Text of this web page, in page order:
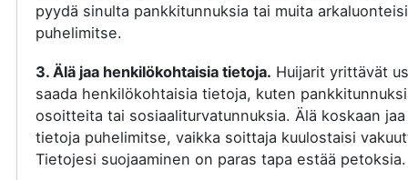
pyydä sinulta pankkitunnuksia tai muita
puhelimitse.
3. Älä jaa henkilökohtaisia tietoja. Huijarit yrittävät
saada henkilökohtaisia tietoja, kuten
osoitteita tai sosiaaliturvatunnuksia. Älä koskaan
tietoja puhelimitse, vaikka soittaja kuulostaisi
Tietojesi suojaaminen on paras tapa estää petoksia.